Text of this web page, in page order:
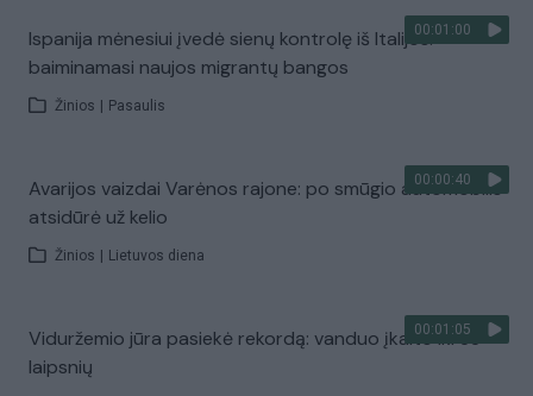
00:01:00
Ispanija mėnesiui įvedė sienų kontrolę iš Italijos:
baiminamasi naujos migrantų bangos
Žinios Pasaulis
00:00:40
Avarijos vaizdai Varėnos rajone: po smūgio automobilis
atsidūrė už kelio
Žinios Lietuvos diena
00:01:05
Viduržemio jūra pasiekė rekordą: vanduo įkaito iki 33
laipsnių